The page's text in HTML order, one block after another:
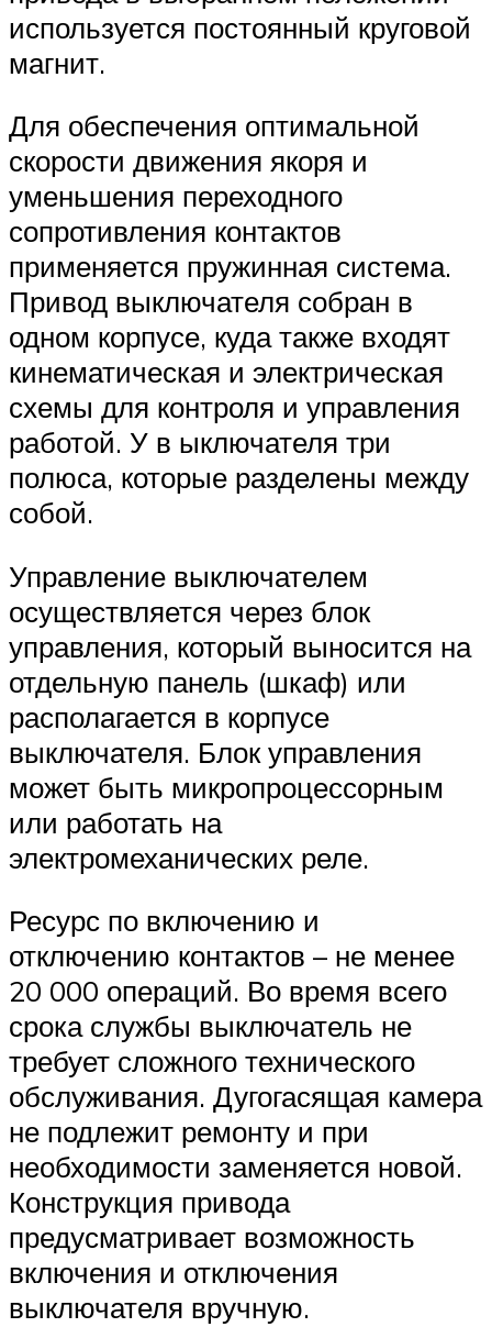
используется постоянный круговой
магнит.
Для обеспечения оптимальной
скорости движения якоря и
уменьшения переходного
сопротивления контактов
применяется пружинная система.
Привод выключателя собран в
одном корпусе, куда также входят
кинематическая и электрическая
схемы для контроля и управления
работой. У в ыключателя три
полюса, которые разделены между
собой.
Управление выключателем
осуществляется через блок
управления, который выносится на
отдельную панель (шкаф) или
располагается в корпусе
выключателя. Блок управления
может быть микропроцессорным
или работать на
электромеханических реле.
Ресурс по включению и
отключению контактов – не менее
20 000 операций. Во время всего
срока службы выключатель не
требует сложного технического
обслуживания. Дугогасящая камера
не подлежит ремонту и при
необходимости заменяется новой.
Конструкция привода
предусматривает возможность
включения и отключения
выключателя вручную.